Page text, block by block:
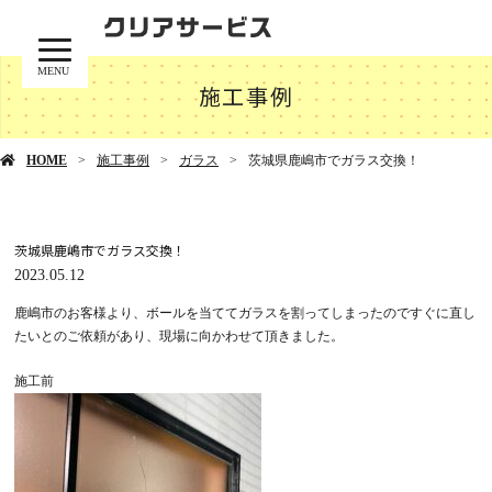
MENU
施工事例
HOME 施工事例 ガラス 茨城県鹿嶋市でガラス交換！
茨城県鹿嶋市でガラス交換！
2023.05.12
鹿嶋市のお客様より、ボールを当ててガラスを割ってしまったのですぐに直し
たいとのご依頼があり、現場に向かわせて頂きました。
施工前